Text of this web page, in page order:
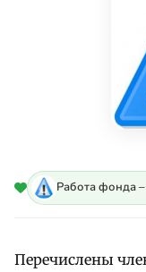
Работа фонда
Перечислены